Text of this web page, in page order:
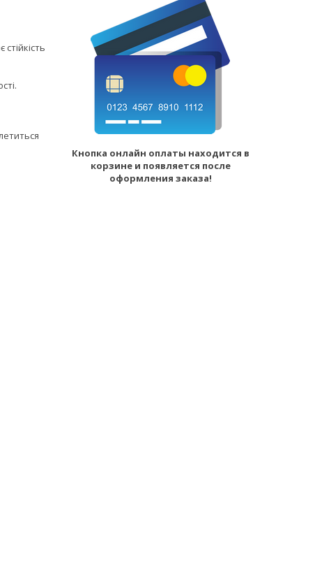
Кнопка онлайн оплаты находится в
корзине и появляется после
оформления заказа!